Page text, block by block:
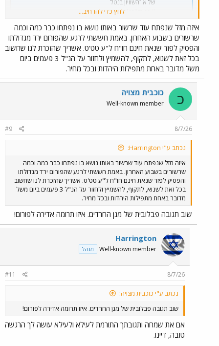
של אי־השוויון בנטל
www.calcalist.co.ilלחץ כדי להרחיב...
איזה מזל שנפתח עוד שרשור באותו נושא בו נפתחו כבר כמה וכמה
שרשורים בשבוע האחרון. באמת חששתי לרגע שהפורום ירד מגדולתו
והפסיק לפזר שנאת חינם חו"ח ל"ע טט'ט. אשריך שהזכרת לנו שחשוב
בכל זאת לשנוא, לתקוף, להשמיץ ולחזור על הנ"ל 3 פעמים ביום
משל מדובר באחת מתפילות היהדות ובכל מחיר.
כ כוכבית מצויה
Well-known member
8/7/26
#9
נכתב ע"י Harrington:
איזה מזל שנפתח עוד שרשור באותו נושא בו נפתחו כבר כמה וכמה
שרשורים בשבוע האחרון. באמת חששתי לרגע שהפורום ירד מגדולתו
והפסיק לפזר שנאת חינם חו"ח ל"ע טט'ט. אשריך שהזכרת לנו שחשוב
בכל זאת לשנוא, לתקוף, להשמיץ ולחזור על הנ"ל 3 פעמים ביום משל
מדובר באחת מתפילות היהדות ובכל מחיר.
שוב תגובה פבלובית של מגן החרדים. איזו תרומה אדירה לפורום!
Harrington
Well-known member מנהל
8/7/26
#11
נכתב ע"י כוכבית מצויה:
שוב תגובה פבלובית של מגן החרדים. איזו תרומה אדירה לפורום!
אם את שמחה ותגובתך התורמת לעילא ולעילא עושה לך הרגשה
טובה, דיינו.